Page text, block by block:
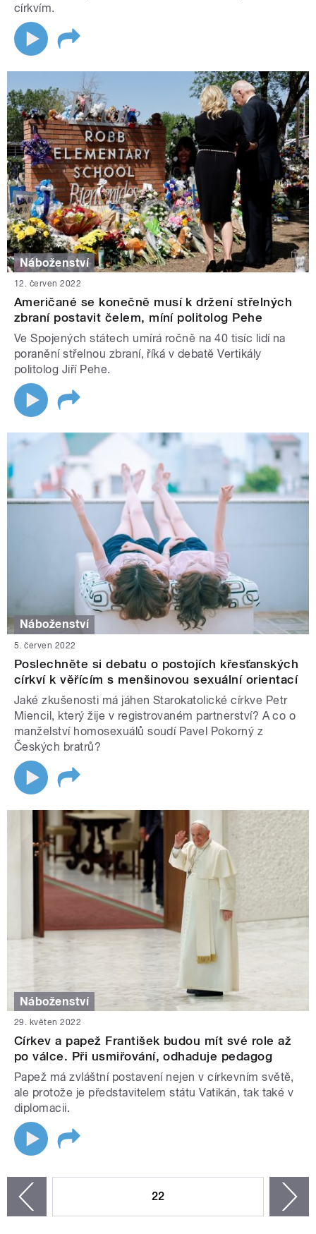
církvím.
Náboženství
12. červen 2022
Američané se konečně musí k držení střelných
zbraní postavit čelem, míní politolog Pehe
Ve Spojených státech umírá ročně na 40 tisíc lidí na
poranění střelnou zbraní, říká v debatě Vertikály
politolog Jiří Pehe.
Náboženství
5. červen 2022
Poslechněte si debatu o postojích křesťanských
církví k věřícím s menšinovou sexuální orientací
Jaké zkušenosti má jáhen Starokatolické církve Petr
Miencil, který žije v registrovaném partnerství? A co o
manželství homosexuálů soudí Pavel Pokorný z
Českých bratrů?
Náboženství
29. květen 2022
Církev a papež František budou mít své role až
po válce. Při usmiřování, odhaduje pedagog
Papež má zvláštní postavení nejen v církevním světě,
ale protože je představitelem státu Vatikán, tak také v
diplomacii.
22